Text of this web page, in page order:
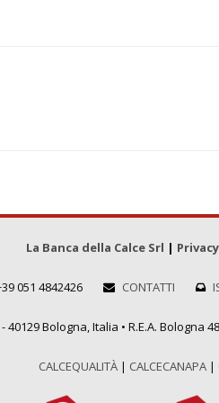
La Banca della Calce Srl |
051 4842426 CONTATTI
Bologna, Italia • R.E.A. Bologna
CALCEQUALITÀ| CALCECANAPA|